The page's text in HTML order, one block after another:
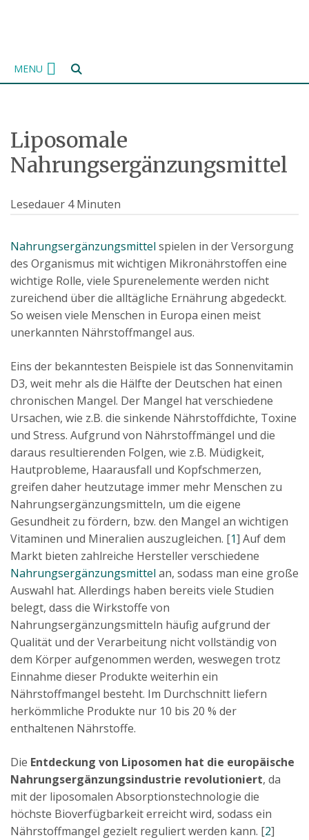
MENU
Liposomale
Nahrungsergänzungsmittel
Lesedauer 4 Minuten
Nahrungsergänzungsmittel spielen in der Versorgung
des Organismus mit wichtigen Mikronährstoffen eine
wichtige Rolle, viele Spurenelemente werden nicht
zureichend über die alltägliche Ernährung abgedeckt.
So weisen viele Menschen in Europa einen meist
unerkannten Nährstoffmangel aus.
Eins der bekanntesten Beispiele ist das Sonnenvitamin
D3, weit mehr als die Hälfte der Deutschen hat einen
chronischen Mangel. Der Mangel hat verschiedene
Ursachen, wie z.B. die sinkende Nährstoffdichte, Toxine
und Stress. Aufgrund von Nährstoffmängel und die
daraus resultierenden Folgen, wie z.B. Müdigkeit,
Hautprobleme, Haarausfall und Kopfschmerzen,
greifen daher heutzutage immer mehr Menschen zu
Nahrungsergänzungsmitteln, um die eigene
Gesundheit zu fördern, bzw. den Mangel an wichtigen
Vitaminen und Mineralien auszugleichen. [1] Auf dem
Markt bieten zahlreiche Hersteller verschiedene
Nahrungsergänzungsmittel an, sodass man eine große
Auswahl hat. Allerdings haben bereits viele Studien
belegt, dass die Wirkstoffe von
Nahrungsergänzungsmitteln häufig aufgrund der
Qualität und der Verarbeitung nicht vollständig von
dem Körper aufgenommen werden, weswegen trotz
Einnahme dieser Produkte weiterhin ein
Nährstoffmangel besteht. Im Durchschnitt liefern
herkömmliche Produkte nur 10 bis 20 % der
enthaltenen Nährstoffe.
Die Entdeckung von Liposomen hat die europäische
Nahrungsergänzungsindustrie revolutioniert, da
mit der liposomalen Absorptionstechnologie die
höchste Bioverfügbarkeit erreicht wird, sodass ein
Nährstoffmangel gezielt reguliert werden kann. [2]